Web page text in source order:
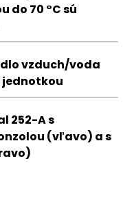
do 70 °C sú
vzduch/voda
jednotkou
252-A s
(vľavo) a s